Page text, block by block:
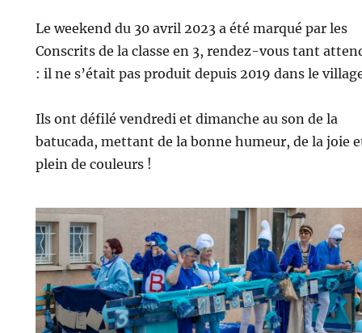
Le weekend du 30 avril 2023 a été marqué par les
Conscrits de la classe en 3, rendez-vous tant
: il ne s’était pas produit depuis 2019 dans le
Ils ont défilé vendredi et dimanche au son de la
batucada, mettant de la bonne humeur, de la joie
plein de couleurs !